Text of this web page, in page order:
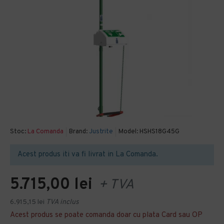
Stoc: La Comanda Brand: Justrite Model: HSHS18G45G
Acest produs iti va fi livrat in La Comanda.
5.715,00 lei + TVA
6.915,15 lei TVA inclus
Acest produs se poate comanda doar cu plata Card sau OP